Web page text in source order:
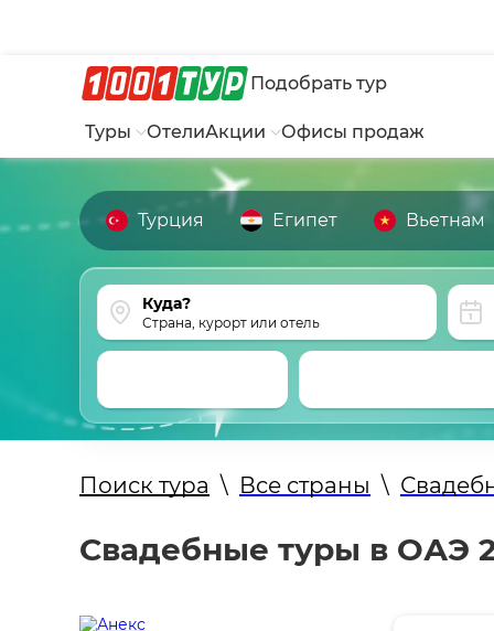
Подобрать тур
Туры ОтелиАкции Офисы продаж
Турция Египет Вьетнам
Страна, курорт или отель
Поиск тура \ Все страны \
Свадебные туры в ОАЭ